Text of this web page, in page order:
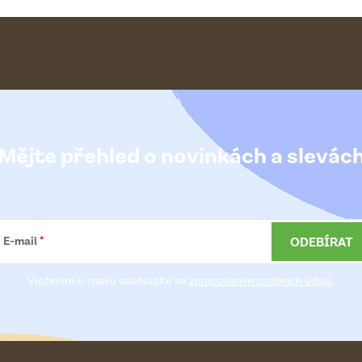
Mějte přehled o novinkácha
E-mail
Vložením e-mailu souhlasíte se zpracováním osobních údajů.
ODEBÍRAT